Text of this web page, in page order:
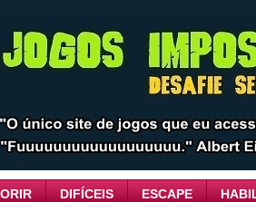
DIFÍCEIS ESCAPE